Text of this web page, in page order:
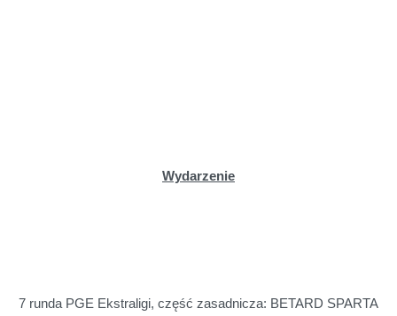
Wydarzenie
7 runda PGE Ekstraligi, część zasadnicza: BETARD SPARTA